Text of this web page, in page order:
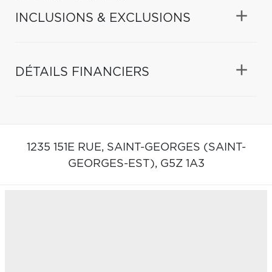
INCLUSIONS & EXCLUSIONS
DÉTAILS FINANCIERS
1235 151E RUE, SAINT-GEORGES (SAINT-
GEORGES-EST), G5Z 1A3